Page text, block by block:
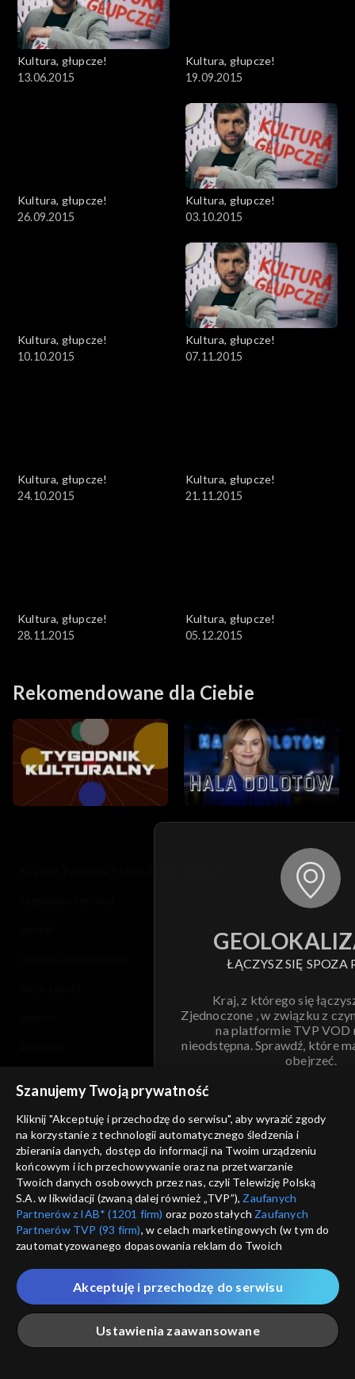
Kultura, głupcze!
13.06.2015
Kultura, głupcze!
19.09.2015
Kultura, głupcze!
26.09.2015
Kultura, głupcze!
03.10.2015
Kultura, głupcze!
10.10.2015
Kultura, głupcze!
07.11.2015
Kultura, głupcze!
24.10.2015
Kultura, głupcze!
21.11.2015
Kultura, głupcze!
28.11.2015
Kultura, głupcze!
05.12.2015
Rekomendowane dla Ciebie
ŁĄCZYSZ SIĘ SPOZA
Kraj, z którego się
Zjednoczone , w związku z
na platformie TVP VOD
nieodstępna. Sprawdź, które
obejrzeć.
ANULUJ
informacje o dostawcy usług
Szanujemy Twoją prywatność
Kliknij "Akceptuję i przechodzę do serwisu", aby wyrazić zgody
na korzystanie z technologii automatycznego śledzenia i
zbierania danych, dostęp do informacji na Twoim urządzeniu
końcowym i ich przechowywanie oraz na przetwarzanie
Twoich danych osobowych przez nas, czyli Telewizję Polską
S.A. w likwidacji (zwaną dalej również „TVP”), Zaufanych
Partnerów z IAB* (1201 firm) oraz pozostałych Zaufanych
Partnerów TVP (93 firm), w celach marketingowych (w tym do
zautomatyzowanego dopasowania reklam do Twoich
które wskazujemy poniżej, a także zgody na udostępnianie
przez nas identyfikatora PPID do Google.
Twoje dane osobowe zbierane podczas odwiedzania przez
Ciebie naszych
poszczególnych serwisówzwanych dalej
„Portalem”, w tym informacje zapisywane za pomocą
Ustawienia zaawansowane
Akceptuję i przechodzę do serwisu